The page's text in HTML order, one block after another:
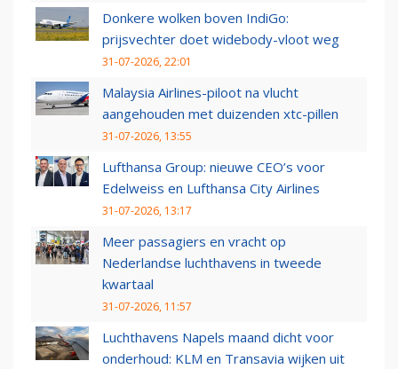
Donkere wolken boven IndiGo:
prijsvechter doet widebody-vloot weg
31-07-2026, 22:01
Malaysia Airlines-piloot na vlucht
aangehouden met duizenden xtc-pillen
31-07-2026, 13:55
Lufthansa Group: nieuwe CEO’s voor
Edelweiss en Lufthansa City Airlines
31-07-2026, 13:17
Meer passagiers en vracht op
Nederlandse luchthavens in tweede
kwartaal
31-07-2026, 11:57
Luchthavens Napels maand dicht voor
onderhoud: KLM en Transavia wijken uit